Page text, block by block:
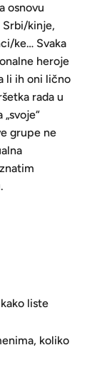
osnovu
kinje,
ke… Svaka
heroje
li ih oni lično
rada u
grupe ne
liste
koliko